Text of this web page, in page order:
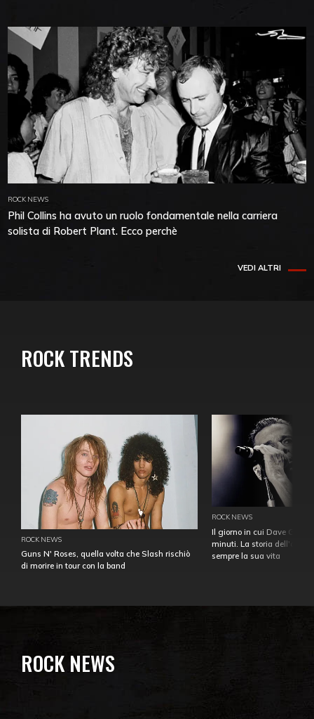
ROCK NEWS
Phil Collins ha avuto un ruolo fondamentale nella carriera
solista di Robert Plant. Ecco perchè
VEDI ALTRI
ROCK TRENDS
ROCK NEWS
Guns N' Roses, quella volta che Slash rischiò
di morire in tour con la band
ROCK NEWS
Il giorno in cui Dave
minuti. La storia
sempre la sua vita
ROCK NEWS